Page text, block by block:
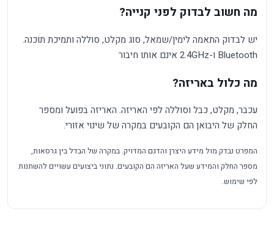
מה חשוב לבדוק לפני קנייה?
יש לבדוק התאמה לימין/שמאל, סוג מקלט, סוללה ותמיכת תוכנה.
Bluetooth ו-2.4GHz אינם אותו חיבור
מה כלול באריזה?
עכבר, מקלט, כבל וסוללה לפי האריזה. האריזה בפועל ומספר
החלק של היבואן הם הקובעים במקרה של שינוי אזורי.
המפרט נבדק מול מידע היצרן והדגם המדויק. במקרה של הבדל בין גרסאות,
מספר החלק והמידע שעל האריזה הם הקובעים. נתוני ביצועים עשויים להשתנות
לפי שימוש.